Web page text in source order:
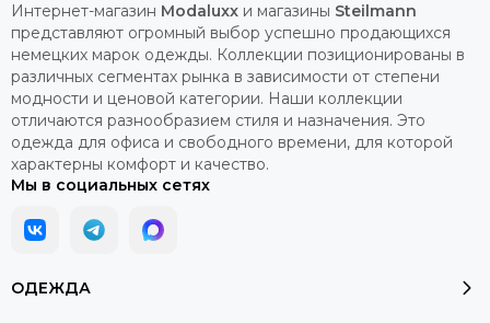
ОДЕЖДА
Интернет-магазин Modaluxx и магазины Steilmann
представляют огромный выбор успешно продающихся
немецких марок одежды. Коллекции позиционированы в
различных сегментах рынка в зависимости от степени
модности и ценовой категории. Наши коллекции
отличаются разнообразием стиля и назначения. Это
одежда для офиса и свободного времени, для которой
характерны комфорт и качество.
Мы в социальных сетях